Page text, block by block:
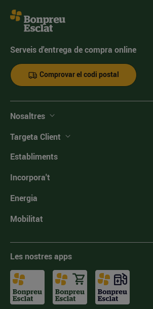
Serveis d'entrega de compra online
Comprovar el codi postal
Nosaltres
Targeta Client
Establiments
Incorpora't
Energia
Mobilitat
Les nostres apps